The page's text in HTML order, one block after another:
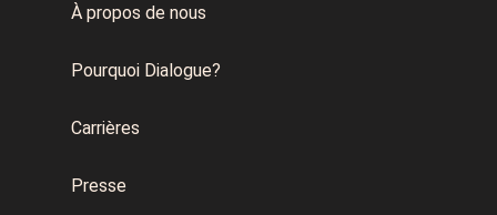
À propos de nous
Pourquoi Dialogue?
Carrières
Presse